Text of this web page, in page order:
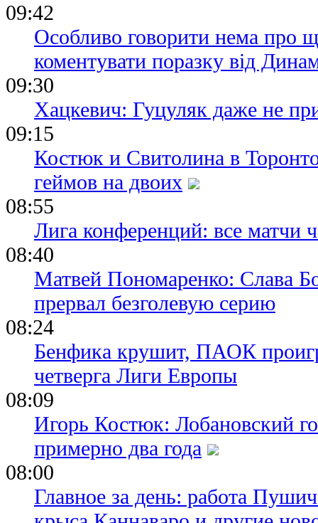
09:42
Особливо говорити нема про
коментувати поразку від
09:30
Хацкевич: Гуцуляк даже не
09:15
Костюк и Свитолина в
геймов на двоих
08:55
Лига конференций: все матчи
08:40
Матвей Пономаренко: Слава
прервал безголевую серию
08:24
Бенфика крушит, ПАОК
четверга Лиги Европы
08:09
Игорь Костюк: Лобановский
примерно два года
08:00
Главное за день: работа